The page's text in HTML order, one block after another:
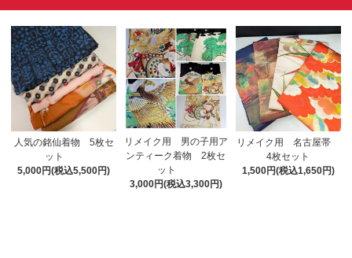
人気の銘仙着物 5枚セ
ット
5,000円(税込5,500円)
リメイク用 男の子用ア
ンティーク着物 2枚セ
ット
3,000円(税込3,300円)
リメイク用 名古屋帯
4枚セット
1,500円(税込1,650円)